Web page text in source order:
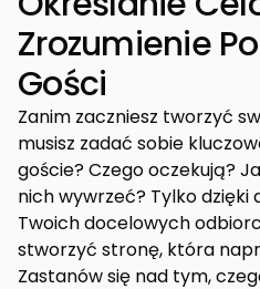
Zrozumienie
Gości
Zanim zaczniesz tworzyć
musisz zadać sobie
goście? Czego oczekują?
nich wywrzeć? Tylko dzięki
Twoich docelowych
stworzyć stronę, która
Zastanów się nad tym,